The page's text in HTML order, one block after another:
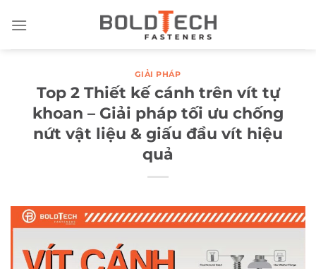
qua
GIẢI PHÁP
Top 2 Thiết kế cánh trên vít tự
khoan – Giải pháp tối ưu chống
nứt vật liệu & giấu đầu vít hiệu
quả